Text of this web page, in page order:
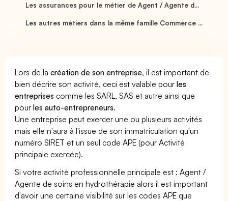
Les assurances pour le métier de Agent / Agente d...
Les autres métiers dans la même famille Commerce ...
Lors de lacréation de son entreprise, il est important de
bien décrire son activité, ceci est valable pourles
entreprises comme les SARL, SAS et autre ainsi que
pourles auto-entrepreneurs.
Une entreprise peut exercer une ou plusieurs activités
mais elle n'aura à l'issue de son immatriculation qu'un
numéro SIRET et un seul code APE (pour Activité
principale exercée).
Si votre activité professionnelle principale est : Agent /
Agente de soins en hydrothérapie alors il est important
d'avoir une certaine visibilité sur les codes APE que